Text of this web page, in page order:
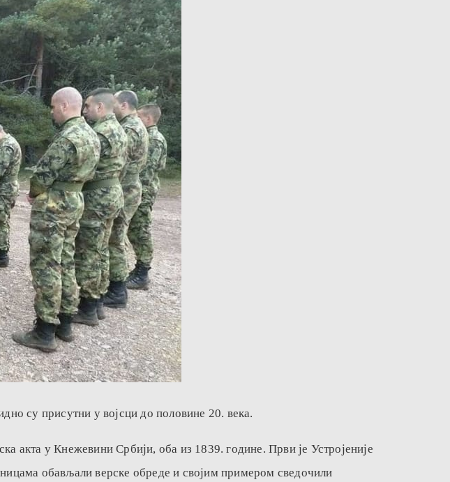
су присутни у војсци до половине 20. века.
акта у Кнежевини Србији, оба из 1839. године. Први је Устројеније
обављали верске обреде и својим примером сведочили